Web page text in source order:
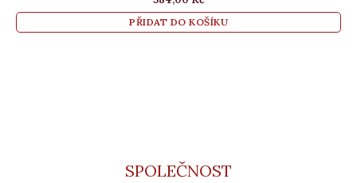
PŘIDAT DO KOŠÍKU
SPOLEČNOST